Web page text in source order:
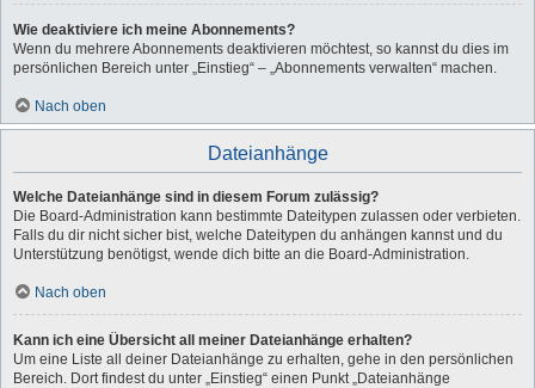
Wie deaktiviere ich meine Abonnements?
Wenn du mehrere Abonnements deaktivieren möchtest, so kannst du dies im
persönlichen Bereich unter „Einstieg“ – „Abonnements verwalten“ machen.
Nach oben
Dateianhänge
Welche Dateianhänge sind in diesem Forum zulässig?
Die Board-Administration kann bestimmte Dateitypen zulassen oder verbieten.
Falls du dir nicht sicher bist, welche Dateitypen du anhängen kannst und du
Unterstützung benötigst, wende dich bitte an die Board-Administration.
Nach oben
Kann ich eine Übersicht all meiner Dateianhänge erhalten?
Um eine Liste all deiner Dateianhänge zu erhalten, gehe in den persönlichen
Bereich. Dort findest du unter „Einstieg“ einen Punkt „Dateianhänge